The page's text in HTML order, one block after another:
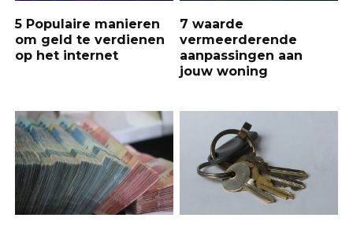
5 Populaire manieren
om geld te verdienen
op het internet
7 waarde
vermeerderende
aanpassingen aan
jouw woning